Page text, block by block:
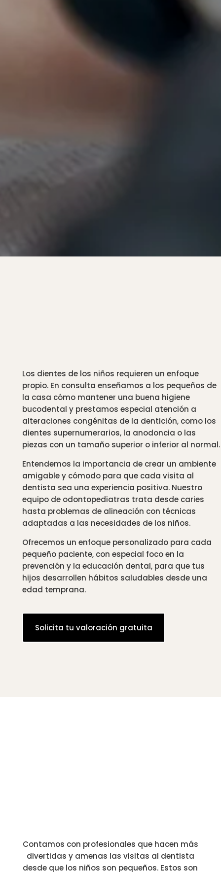
Los dientes de los niños requieren un enfoque
propio. En consulta enseñamos a los pequeños de
la casa cómo mantener una buena higiene
bucodental y prestamos especial atención a
alteraciones congénitas de la dentición, como los
dientes supernumerarios, la anodoncia o las
piezas con un tamaño superior o inferior al normal.
Entendemos la importancia de crear un ambiente
amigable y cómodo para que cada visita al
dentista sea una experiencia positiva. Nuestro
equipo de odontopediatras trata desde caries
hasta problemas de alineación con técnicas
adaptadas a las necesidades de los niños.
Ofrecemos un enfoque personalizado para cada
pequeño paciente, con especial foco en la
prevención y la educación dental, para que tus
hijos desarrollen hábitos saludables desde una
edad temprana.
Solicita tu valoración gratuita
Contamos con profesionales que hacen más
divertidas y amenas las visitas al dentista
desde que los niños son pequeños. Estos son